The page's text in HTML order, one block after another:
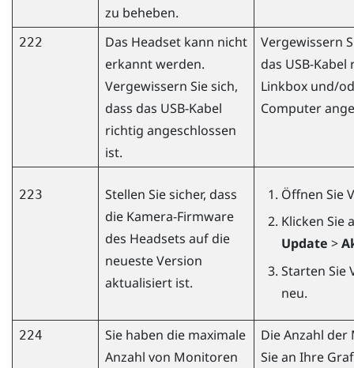
zu beheben.
222
Das Headset kann nicht
erkannt werden.
Vergewissern Sie sich,
dass das USB-Kabel
richtig angeschlossen
ist.
Vergewissern
das USB-
Linkbox und/
Computer
223
Stellen Sie sicher, dass
die Kamera-Firmware
des Headsets auf die
neueste Version
aktualisiert ist.
Öffnen Sie
Klicken Sie
Update >
Starten Sie
neu.
224
Sie haben die maximale
Anzahl von Monitoren
Die Anzahl
Sie an Ihre